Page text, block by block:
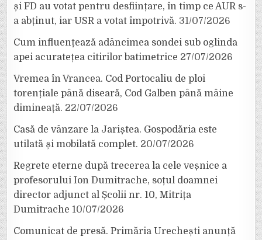
și FD au votat pentru desființare, în timp ce AUR s-
a abținut, iar USR a votat împotrivă. 31/07/2026
Cum influențează adâncimea sondei sub oglinda
apei acuratețea citirilor batimetrice 27/07/2026
Vremea în Vrancea. Cod Portocaliu de ploi
torențiale până diseară, Cod Galben până mâine
dimineață. 22/07/2026
Casă de vânzare la Jariștea. Gospodăria este
utilată și mobilată complet. 20/07/2026
Regrete eterne după trecerea la cele veșnice a
profesorului Ion Dumitrache, soțul doamnei
director adjunct al Școlii nr. 10, Mitrița
Dumitrache 10/07/2026
Comunicat de presă. Primăria Urechești anunță